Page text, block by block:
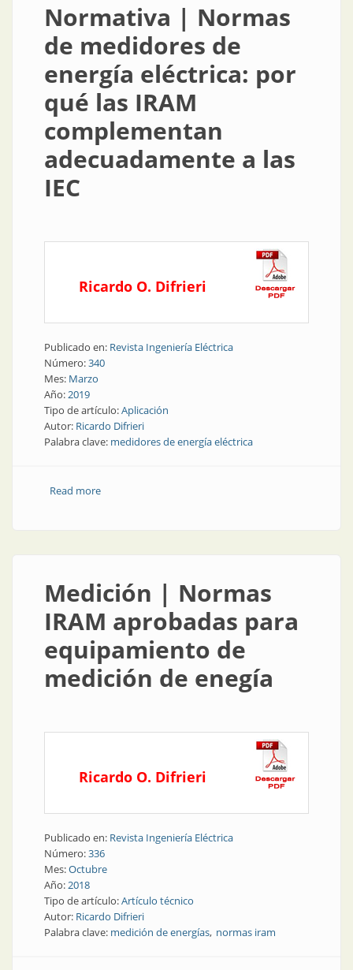
Normativa | Normas
de medidores de
energía eléctrica: por
qué las IRAM
complementan
adecuadamente a las
IEC
Ricardo O. Difrieri
Publicado en: Revista Ingeniería Eléctrica
Número:340
Mes: Marzo
Año:2019
Tipo de artículo:Aplicación
Autor: Ricardo Difrieri
Palabra clave: medidores de energía eléctrica
Read moreabout Normativa | Normas de medidores de energía
Medición | Normas
IRAM aprobadas para
equipamiento de
medición de enegía
Ricardo O. Difrieri
Publicado en: Revista Ingeniería Eléctrica
Número:336
Mes:Octubre
Año:2018
Tipo de artículo:Artículo técnico
Autor: Ricardo Difrieri
Palabra clave: medición de energías normas iram